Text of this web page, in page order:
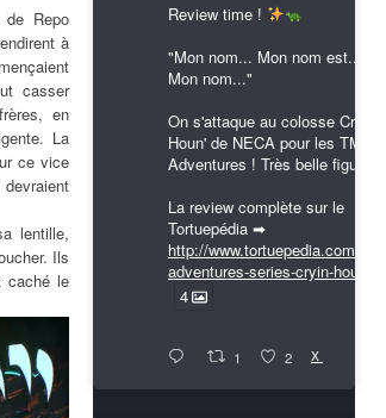
de Repo
à
casser
en
La
ce vice
lentille,
Ils
caché le
Review time !
"Mon nom... Mon nom est...
Mon nom..."
On s'attaque au colosse Cryin'
Houn' de NECA pour les TMNT
Adventures ! Très belle figurine !
La review complète sur le
Tortuepédia ➡
http://www.tortuepedia.com/tmnt-
adventures-series-cryin-houn...
4
1 2 X